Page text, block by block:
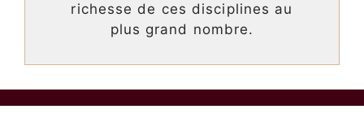
richesse de ces disciplines au
plus grand nombre.